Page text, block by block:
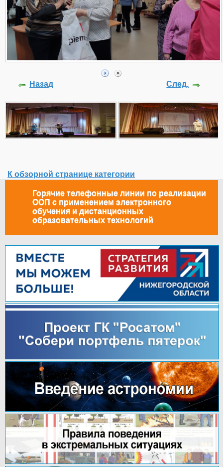
Назад След.
К обзорной странице категории
Горячие телефонные линии по реализации
ООП с применением электронного
обучения и дистанционных
образовательных технологий